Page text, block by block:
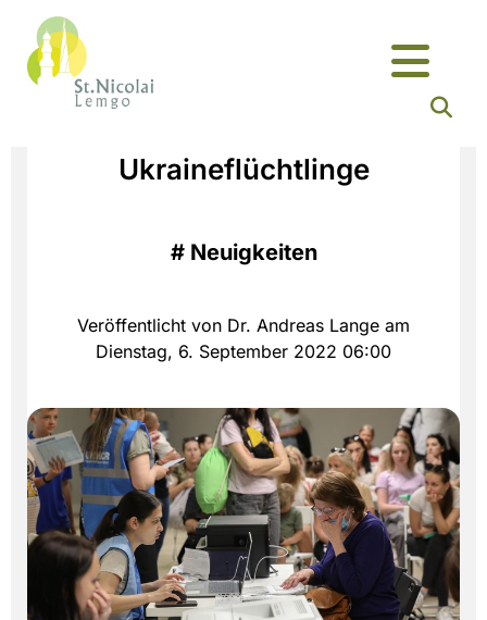
Ukraineflüchtlinge
# Neuigkeiten
Veröffentlicht von Dr. Andreas Lange am
Dienstag, 6. September 2022 06:00